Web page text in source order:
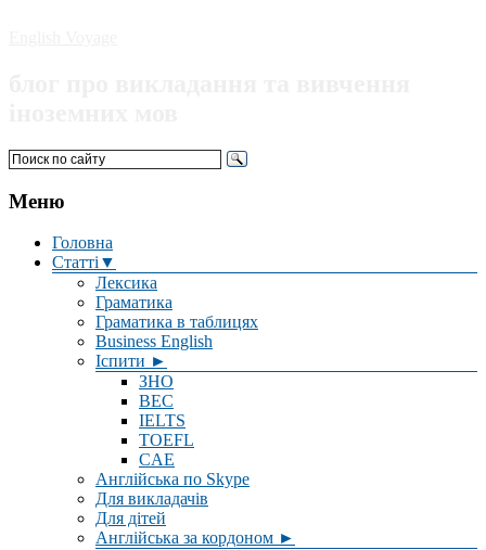
Меню
Головна
Статті▼
Лексика
Граматика
Граматика в таблицях
Business English
Іспити ►
ЗНО
BEC
IELTS
TOEFL
CAE
Англійська по Skype
Для викладачів
Для дітей
Англійська за кордоном ►